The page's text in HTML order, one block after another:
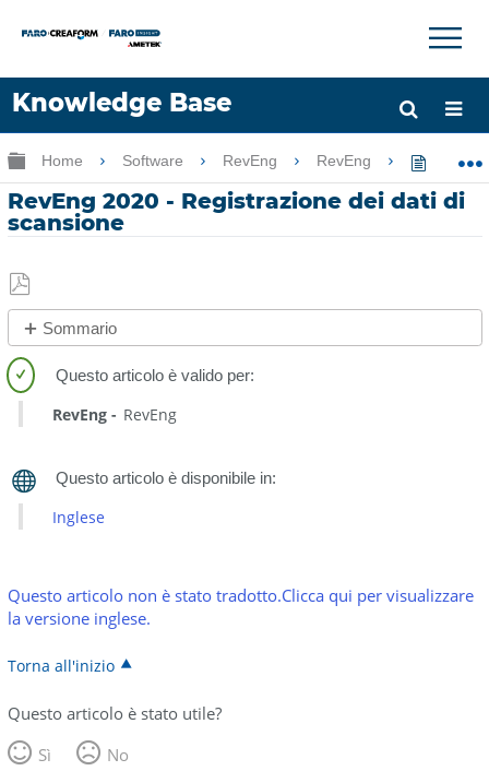
Knowledge Base
Lingua
Chiedere aiuto Accesso
×
Ingrandisci/riduci gerarchia globale
Home Software RevEng RevEng
RevEng 2020 - Registrazione dei dati di
scansione
Salva
come
PDF
Sommario
No
intestazioni
RevEng RevEng
Inglese
Questo articolo non è stato tradotto.Clicca qui per visualizzare
la versione inglese.
Torna all'inizio
Questo articolo è stato utile?
Sì
No